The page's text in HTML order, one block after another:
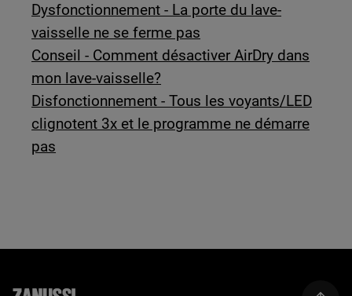
Dysfonctionnement - La porte du lave-
vaisselle ne se ferme pas
Conseil - Comment désactiver AirDry dans
mon lave-vaisselle?
Disfonctionnement - Tous les voyants/LED
clignotent 3x et le programme ne démarre
pas